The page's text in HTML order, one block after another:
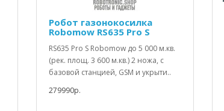
Робот газонокосилка
Robomow RS635 Pro S
RS635 Pro S Robomow до 5 000 м.кв.
(рек. площ. 3 600 м.кв.) 2 ножа, с
базовой станцией, GSM и укрыти..
279990р.